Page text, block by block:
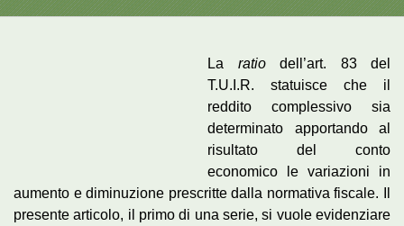
La ratio dell’art. 83 del
T.U.I.R. statuisce che il
reddito complessivo sia
determinato apportando al
risultato del conto
economico le variazioni in
aumento e diminuzione prescritte dalla normativa fiscale. Il
presente articolo, il primo di una serie, si vuole evidenziare